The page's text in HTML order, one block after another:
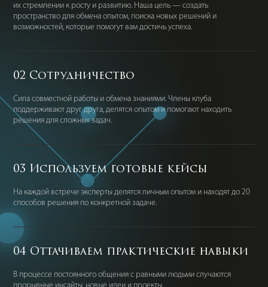
их стремлении к росту и развитию. Наша цель — создать
пространство для обмена опытом, поиска новых решений и
возможностей, которые помогут вам достичь успеха.
02 Сотрудничество
Сила совместной работы и обмена знаниями. Члены клуба
поддерживают друг друга, делятся опытом и помогают находить
решения для сложных задач.
03 Используем готовые кейсы
На каждой встрече эксперты делятся личным опытом и находят до 20
способов решения по конкретной задаче.
04 Оттачиваем практические навыки
В процессе постоянного общения с равными людьми случаются